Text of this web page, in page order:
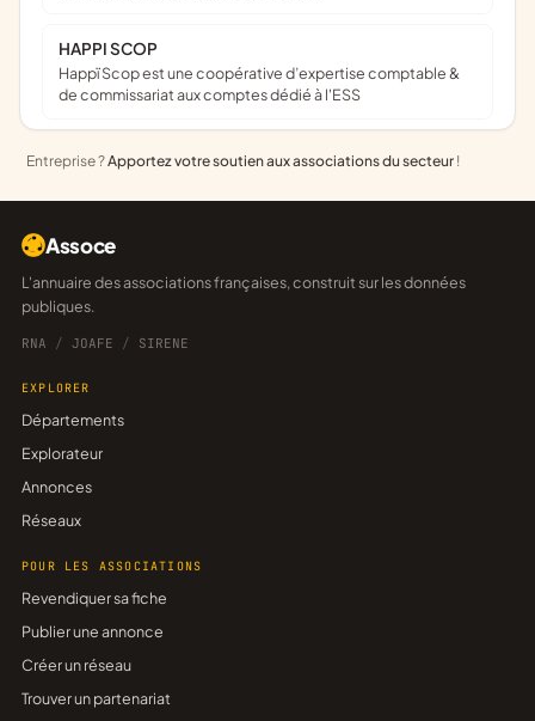
HAPPI SCOP
Happï Scop est une coopérative d’expertise comptable &
de commissariat aux comptes dédié à l'ESS
Entreprise ?Apportez votre soutien aux associations du secteur !
Assoce
L'annuaire des associations françaises, construit sur les données
publiques.
RNA / JOAFE / SIRENE
EXPLORER
Départements
Explorateur
Annonces
Réseaux
POUR LES ASSOCIATIONS
Revendiquer sa fiche
Publier une annonce
Créer un réseau
Trouver un partenariat